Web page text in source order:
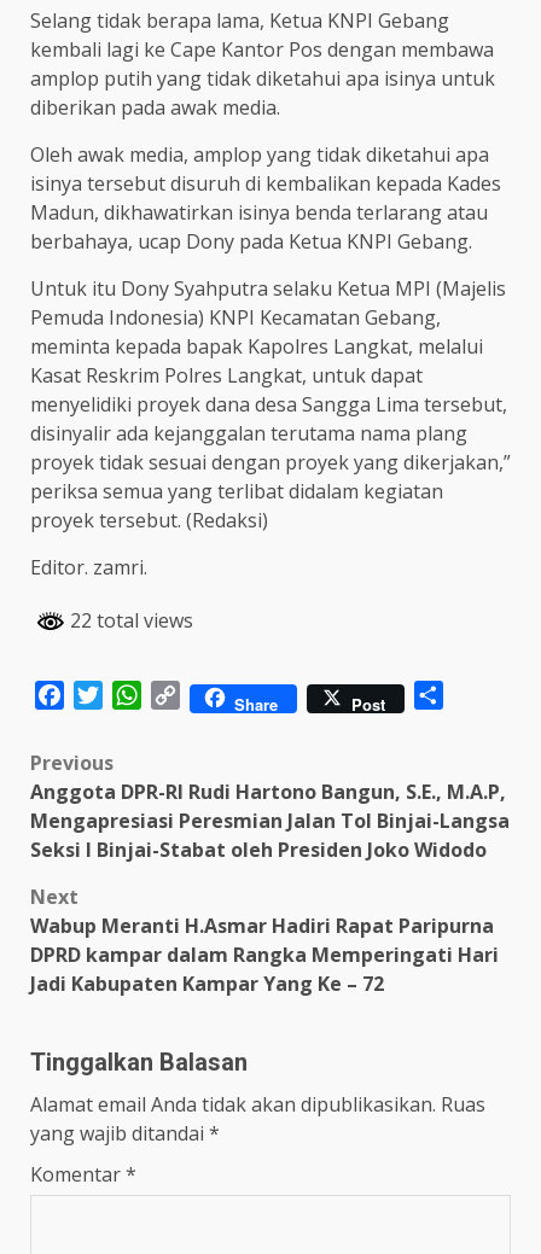
Selang tidak berapa lama, Ketua KNPI Gebang
kembali lagi ke Cape Kantor Pos dengan membawa
amplop putih yang tidak diketahui apa isinya untuk
diberikan pada awak media.
Oleh awak media, amplop yang tidak diketahui apa
isinya tersebut disuruh di kembalikan kepada Kades
Madun, dikhawatirkan isinya benda terlarang atau
berbahaya, ucap Dony pada Ketua KNPI Gebang.
Untuk itu Dony Syahputra selaku Ketua MPI (Majelis
Pemuda Indonesia) KNPI Kecamatan Gebang,
meminta kepada bapak Kapolres Langkat, melalui
Kasat Reskrim Polres Langkat, untuk dapat
menyelidiki proyek dana desa Sangga Lima tersebut,
disinyalir ada kejanggalan terutama nama plang
proyek tidak sesuai dengan proyek yang dikerjakan,”
periksa semua yang terlibat didalam kegiatan
proyek tersebut. (Redaksi)
Editor. zamri.
22 total views
FacebookTwitterWhatsApp
Copy Share Post
Post
navigation
Previous
Anggota DPR-RI Rudi Hartono Bangun, S.E., M.A.P,
Mengapresiasi Peresmian Jalan Tol Binjai-Langsa
Seksi I Binjai-Stabat oleh Presiden Joko Widodo
Next
Wabup Meranti H.Asmar Hadiri Rapat Paripurna
DPRD kampar dalam Rangka Memperingati Hari
Jadi Kabupaten Kampar Yang Ke – 72
Tinggalkan Balasan
Alamat email Anda tidak akan dipublikasikan. Ruas
yang wajib ditandai *
Komentar*